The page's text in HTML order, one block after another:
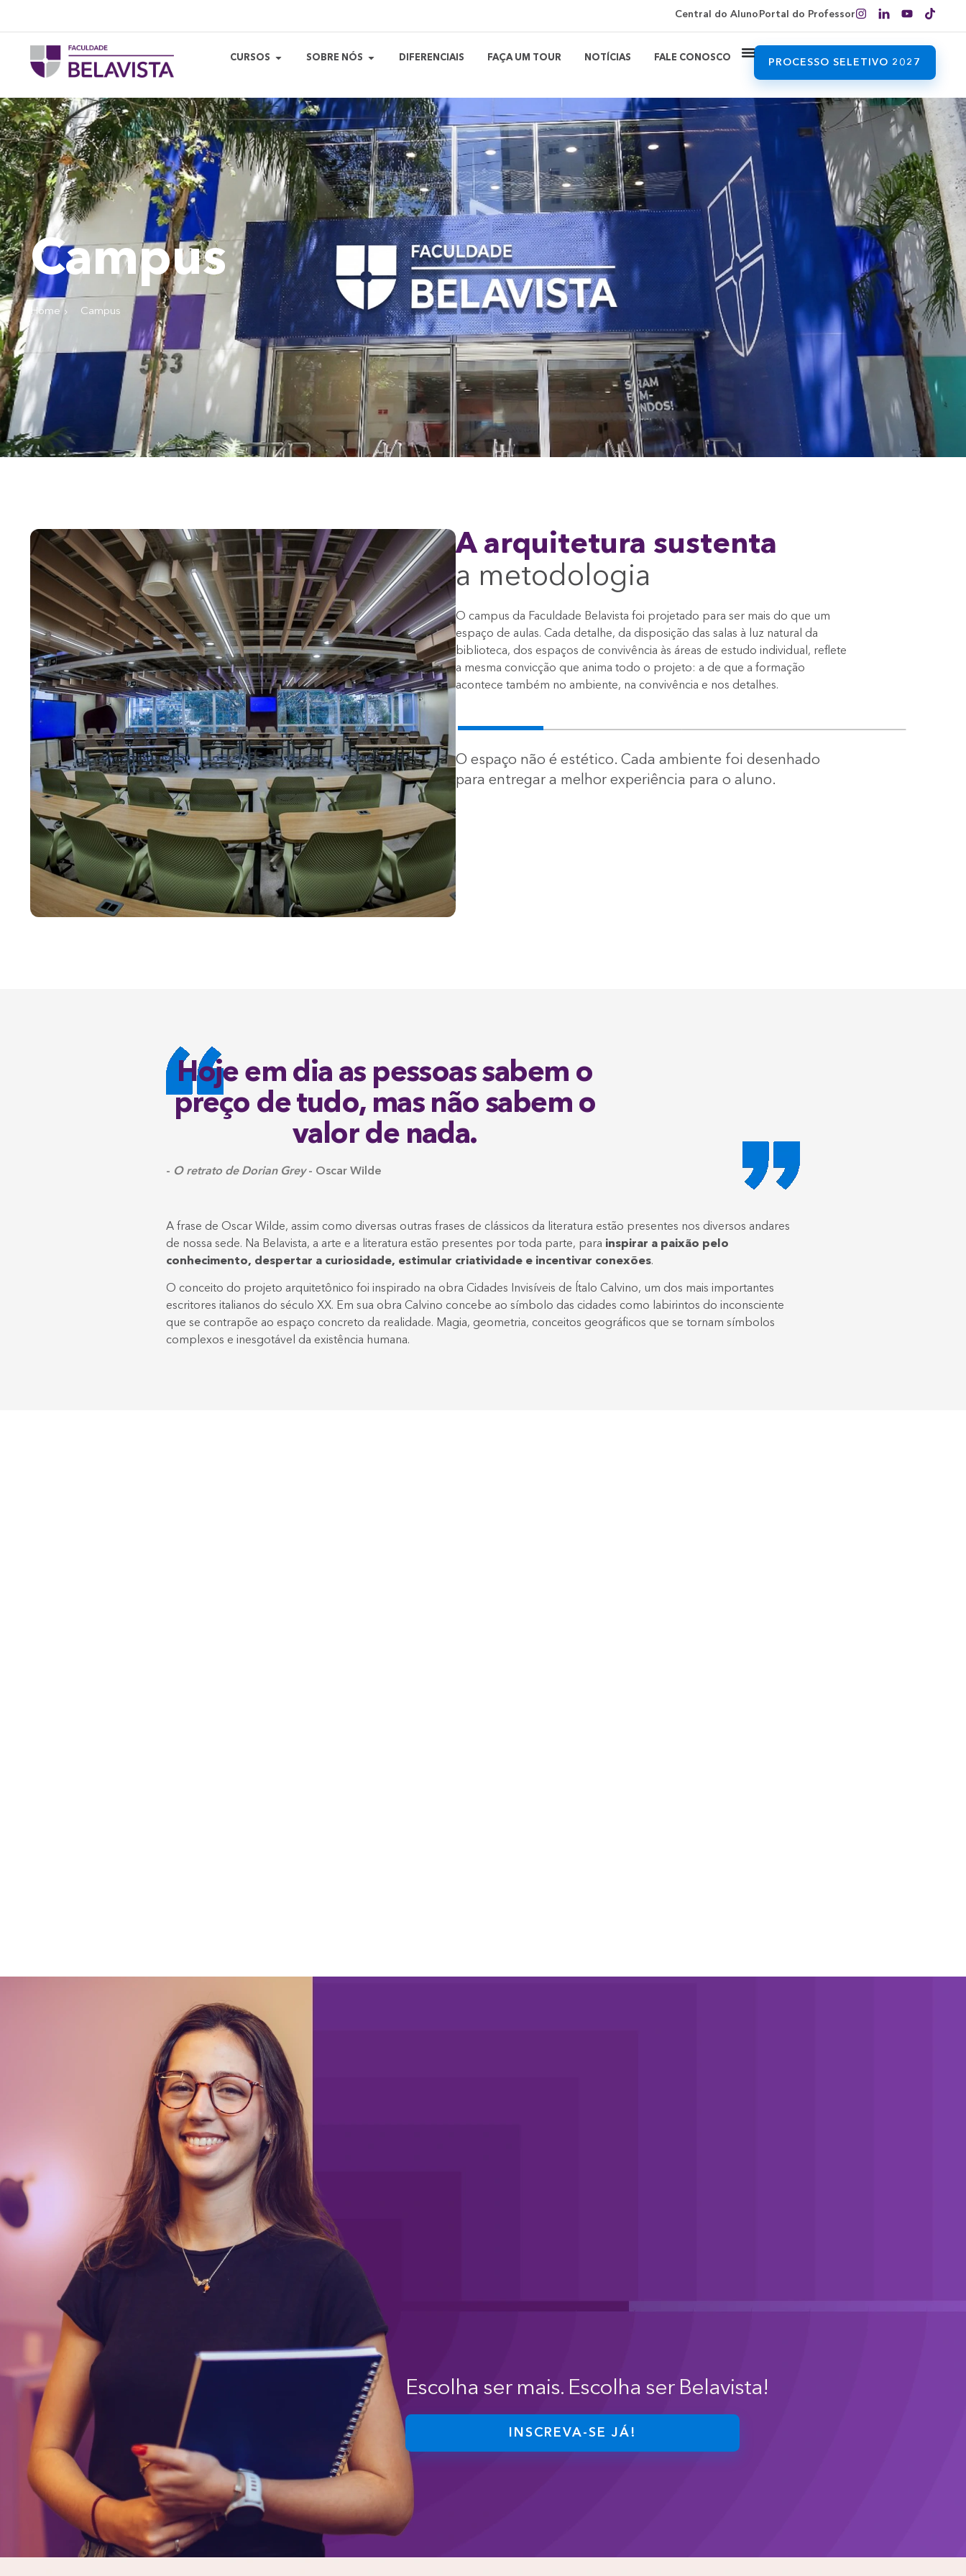
Central do Aluno Portal do Professor
CURSOS SOBRE NÓS DIFERENCIAIS FAÇA UM TOUR NOTÍCIAS FALE CONOSCO PROCESSO SELETIVO 2027
Campus
Home Campus
A arquitetura sustenta
a metodologia
O campus da Faculdade Belavista foi projetado para ser mais do que um
espaço de aulas. Cada detalhe, da disposição das salas à luz natural da
biblioteca, dos espaços de convivência às áreas de estudo individual, reflete
a mesma convicção que anima todo o projeto: a de que a formação
acontece também no ambiente, na convivência e nos detalhes.
O espaço não é estético. Cada ambiente foi desenhado
para entregar a melhor experiência para o aluno.
Hoje em dia as pessoas sabem o
preço de tudo, mas não sabem o
valor de nada.
- O retrato de Dorian Grey- Oscar Wilde
A frase de Oscar Wilde, assim como diversas outras frases de clássicos da literatura estão presentes nos diversos andares
de nossa sede. Na Belavista, a arte e a literatura estão presentes por toda parte, para inspirar a paixão pelo
conhecimento, despertar a curiosidade, estimular criatividade e incentivar conexões.
O conceito do projeto arquitetônico foi inspirado na obra Cidades Invisíveis de Ítalo Calvino, um dos mais importantes
escritores italianos do século XX. Em sua obra Calvino concebe ao símbolo das cidades como labirintos do inconsciente
que se contrapõe ao espaço concreto da realidade. Magia, geometria, conceitos geográficos que se tornam símbolos
complexos e inesgotável da existência humana.
Escolha ser mais. Escolha ser Belavista!
INSCREVA-SE JÁ!